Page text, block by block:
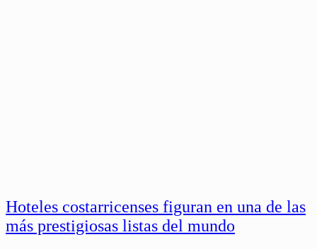
Hoteles costarricenses figuran en una de las
más prestigiosas listas del mundo